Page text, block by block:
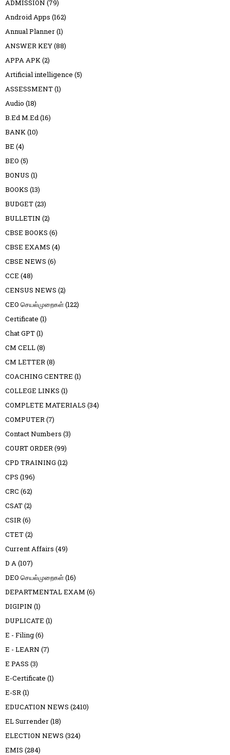
ADMISSION (79)
Android Apps (162)
Annual Planner(1)
ANSWER KEY(88)
APPA APK(2)
Artificial intelligence (5)
ASSESSMENT(1)
Audio (18)
B.Ed M.Ed(16)
BANK(10)
BE (4)
BEO (5)
BONUS (1)
BOOKS (13)
BUDGET(23)
BULLETIN (2)
CBSE BOOKS (6)
CBSE EXAMS (4)
CBSE NEWS (6)
CCE (48)
CENSUS NEWS (2)
CEO செயல்முறைகள்(122)
Certificate (1)
Chat GPT(1)
CM CELL(8)
CM LETTER(8)
COACHING CENTRE (1)
COLLEGE LINKS (1)
COMPLETE MATERIALS (34)
COMPUTER(7)
Contact Numbers (3)
COURT ORDER(99)
CPD TRAINING (12)
CPS (196)
CRC (62)
CSAT(2)
CSIR(6)
CTET(2)
Current Affairs (49)
D A(107)
DEO செயல்முறைகள்(16)
DEPARTMENTAL EXAM (6)
DIGIPIN (1)
DUPLICATE (1)
E - Filing(6)
E - LEARN (7)
E PASS (3)
E-Certificate (1)
E-SR(1)
EDUCATION NEWS (2410)
EL Surrender(18)
ELECTION NEWS (324)
EMIS (284)